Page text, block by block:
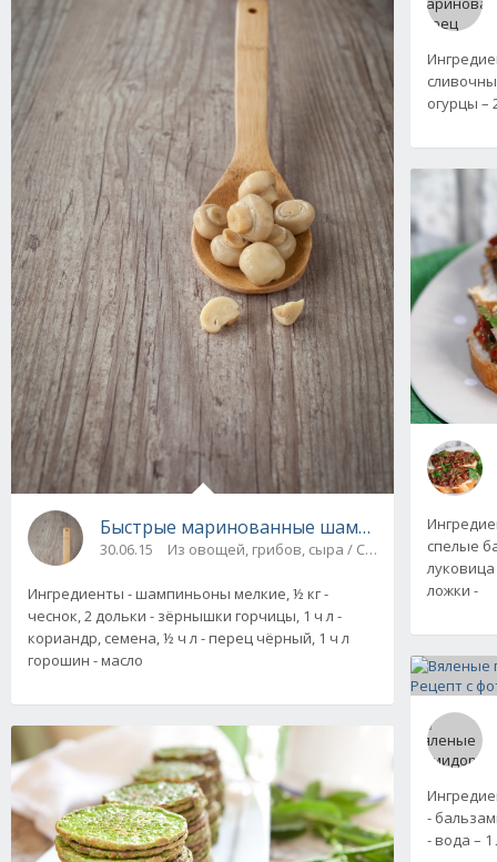
Быстрые маринованные шампиньоны,
30.06.15 Из овощей, грибов, сыра / Соленья,
Ингредиенты - шампиньоны мелкие, ½ кг -
чеснок, 2 дольки - зёрнышки горчицы, 1 ч л -
кориандр, семена, ½ ч л - перец чёрный, 1 ч л
горошин - масло
огурцы –
спелые
ложки -
-
- вода –